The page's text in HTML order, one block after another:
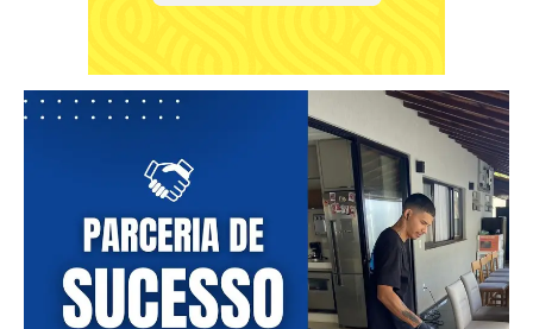
━ pricing plans
Free
Included for free: